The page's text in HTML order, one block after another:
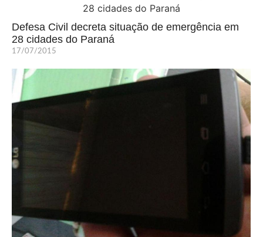
Defesa Civil decreta situação de emergência em
28 cidades do Paraná
17/07/2015